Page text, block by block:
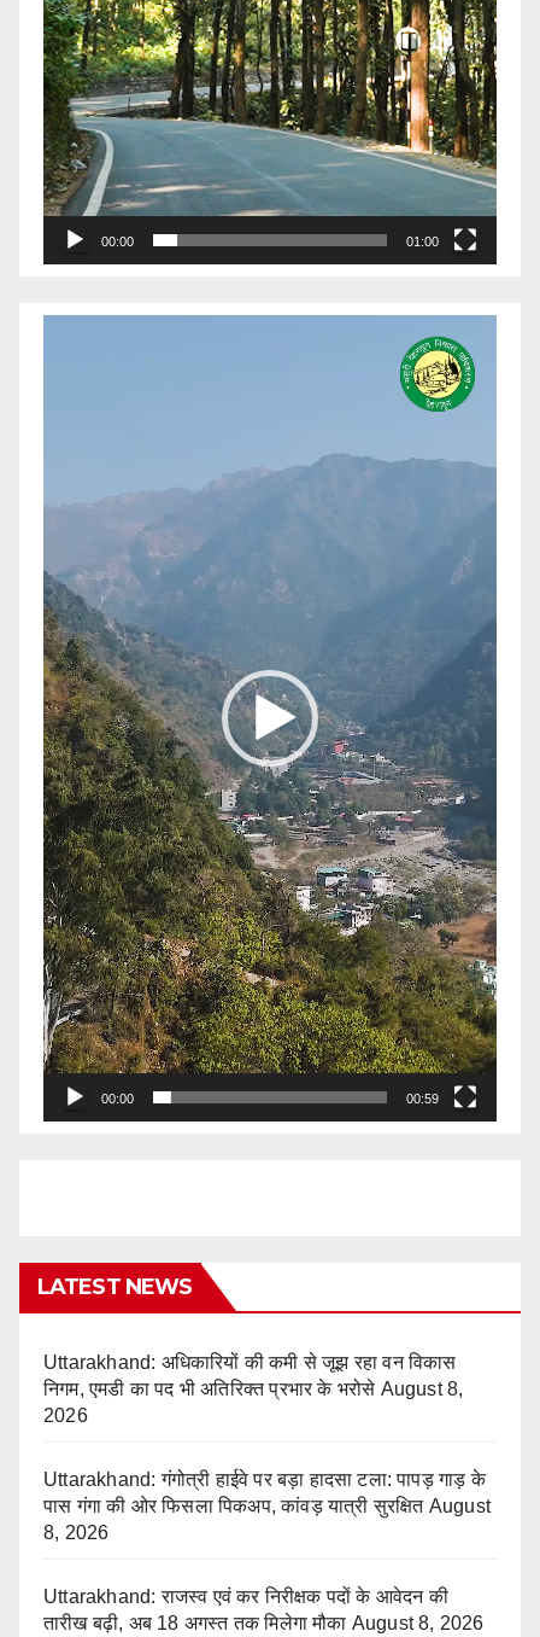
00:00 01:00
00:00 00:59
LATEST NEWS
Uttarakhand: अधिकारियों की कमी से जूझ रहा वन विकास
निगम, एमडी का पद भी अतिरिक्त प्रभार के भरोसे August 8,
2026
Uttarakhand: गंगोत्री हाईवे पर बड़ा हादसा टला: पापड़ गाड़ के
पास गंगा की ओर फिसला पिकअप, कांवड़ यात्री सुरक्षित August
8, 2026
Uttarakhand: राजस्व एवं कर निरीक्षक पदों के आवेदन की
तारीख बढ़ी, अब 18 अगस्त तक मिलेगा मौका August 8, 2026